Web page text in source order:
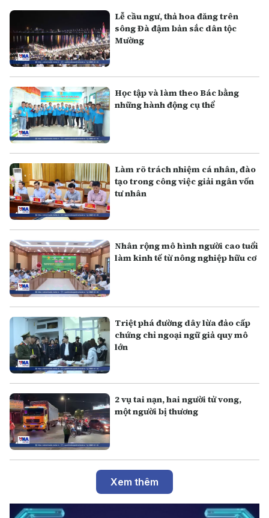
Lễ cầu ngư, thả hoa đăng trên
sông Đà đậm bản sắc dân tộc
Mường
Học tập và làm theo Bác bằng
những hành động cụ thể
Làm rõ trách nhiệm cá nhân, đào
tạo trong công việc giải ngân vốn
tư nhân
Nhân rộng mô hình người cao tuổi
làm kinh tế từ nông nghiệp hữu cơ
Triệt phá đường dây lừa đảo cấp
chứng chỉ ngoại ngữ giả quy mô
lớn
2 vụ tai nạn, hai người tử vong,
một người bị thương
Xem thêm